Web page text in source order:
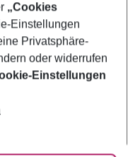
„Cookies
Einstellungen
Privatsphäre-
oder widerrufen
Einstellungen